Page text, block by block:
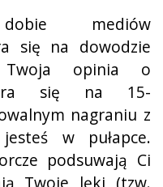
mediów
się na dowodzie
Twoja opinia o
się na 15-
nagraniu z
w pułapce.
podsuwają Ci
Twoje lęki (tzw.